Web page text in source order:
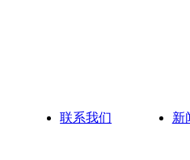
联系我们 新